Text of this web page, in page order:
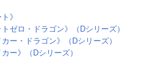
》
ゼロ・ドラゴン》（Dシリーズ）
ー・ドラゴン》（Dシリーズ）
ー》（Dシリーズ）